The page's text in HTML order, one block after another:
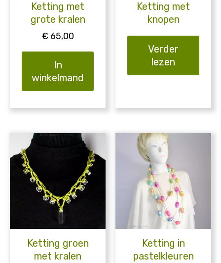
Ketting met
grote kralen
€ 65,00
In
winkelmand
Ketting met
knopen
Verder
lezen
Ketting groen
met kralen
Ketting in
pastelkleuren